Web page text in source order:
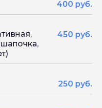
400 руб.
450 руб.
250 руб.